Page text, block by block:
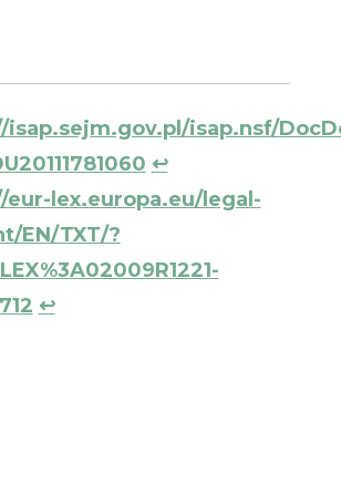
isap.nsf/
↩︎
lex.europa.eu/legal-
EN/TXT/?
↩︎